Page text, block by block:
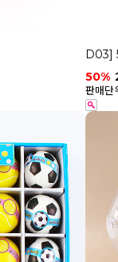
D03]
50%
판매단